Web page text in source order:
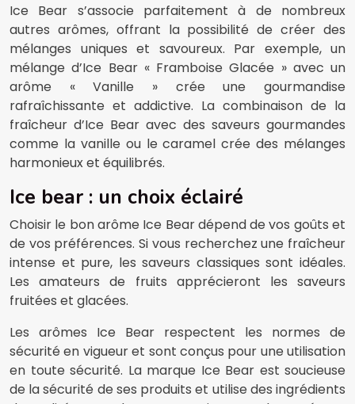
Ice Bear s’associe parfaitement à de nombreux
autres arômes, offrant la possibilité de créer des
mélanges uniques et savoureux. Par exemple, un
mélange d’Ice Bear « Framboise Glacée » avec un
arôme « Vanille » crée une gourmandise
rafraîchissante et addictive. La combinaison de la
fraîcheur d’Ice Bear avec des saveurs gourmandes
comme la vanille ou le caramel crée des mélanges
harmonieux et équilibrés.
Ice bear : un choix éclairé
Choisir le bon arôme Ice Bear dépend de vos goûts et
de vos préférences. Si vous recherchez une fraîcheur
intense et pure, les saveurs classiques sont idéales.
Les amateurs de fruits apprécieront les saveurs
fruitées et glacées.
Les arômes Ice Bear respectent les normes de
sécurité en vigueur et sont conçus pour une utilisation
en toute sécurité. La marque Ice Bear est soucieuse
de la sécurité de ses produits et utilise des ingrédients